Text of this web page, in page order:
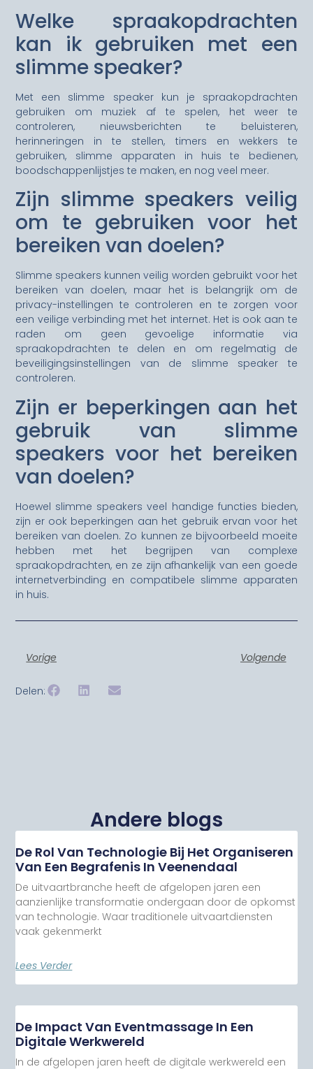
Welke spraakopdrachten
kan ik gebruiken met een
slimme speaker?
Met een slimme speaker kun je spraakopdrachten
gebruiken om muziek af te spelen, het weer te
controleren, nieuwsberichten te beluisteren,
herinneringen in te stellen, timers en wekkers te
gebruiken, slimme apparaten in huis te bedienen,
boodschappenlijstjes te maken, en nog veel meer.
Zijn slimme speakers veilig
om te gebruiken voor het
bereiken van doelen?
Slimme speakers kunnen veilig worden gebruikt voor het
bereiken van doelen, maar het is belangrijk om de
privacy-instellingen te controleren en te zorgen voor
een veilige verbinding met het internet. Het is ook aan te
raden om geen gevoelige informatie via
spraakopdrachten te delen en om regelmatig de
beveiligingsinstellingen van de slimme speaker te
controleren.
Zijn er beperkingen aan het
gebruik van slimme
speakers voor het bereiken
van doelen?
Hoewel slimme speakers veel handige functies bieden,
zijn er ook beperkingen aan het gebruik ervan voor het
bereiken van doelen. Zo kunnen ze bijvoorbeeld moeite
hebben met het begrijpen van complexe
spraakopdrachten, en ze zijn afhankelijk van een goede
internetverbinding en compatibele slimme apparaten
in huis.
Vorige Volgende
Delen:
Andere blogs
De Rol Van Technologie Bij Het Organiseren
Van Een Begrafenis In Veenendaal
De uitvaartbranche heeft de afgelopen jaren een
aanzienlijke transformatie ondergaan door de opkomst
van technologie. Waar traditionele uitvaartdiensten
vaak gekenmerkt
Lees Verder
De Impact Van Eventmassage In Een
Digitale Werkwereld
In de afgelopen jaren heeft de digitale werkwereld een